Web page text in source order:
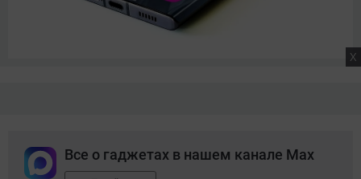
X
Все о гаджетах в нашем канале Max